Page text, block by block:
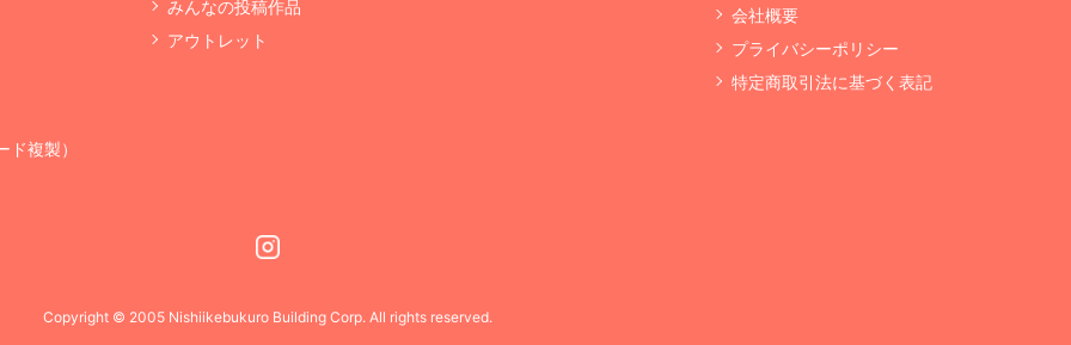
複製）
みんなの投稿作品
アウトレット
会社概要
プライバシーポリシー
特定商取引法に基づく表記
Copyright © 2005 Nishiikebukuro Building Corp. All rights reserved.